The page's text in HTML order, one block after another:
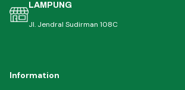
LAMPUNG
Jl. Jendral Sudirman 108C
Information